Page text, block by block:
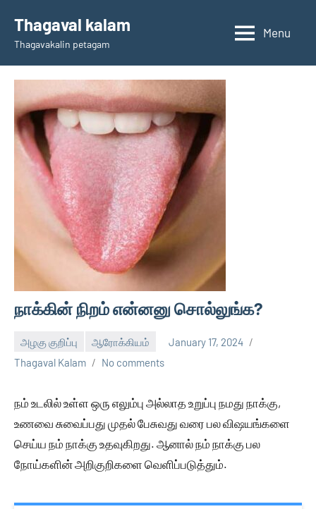
content
Thagaval kalam
Thagavakalin petagam
Menu
நாக்கின் நிறம் என்னனு சொல்லுங்க?
அழகு குறிப்பு ஆரோக்கியம்
January 17, 2024
Thagaval Kalam
No comments
நம் உடலில் உள்ள ஒரு எலும்பு அல்லாத உறுப்பு நமது நாக்கு,
உணவை சுவைப்பது முதல் பேசுவது வரை பல விஷயங்களை
செய்ய நம் நாக்கு உதவுகிறது. ஆனால் நம் நாக்கு பல
நோய்களின் அறிகுறிகளை வெளிப்படுத்தும்.